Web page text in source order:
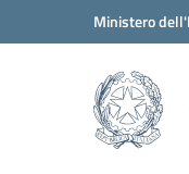
Vai ai contenuti
Vai al menu di navigazione
Ministero